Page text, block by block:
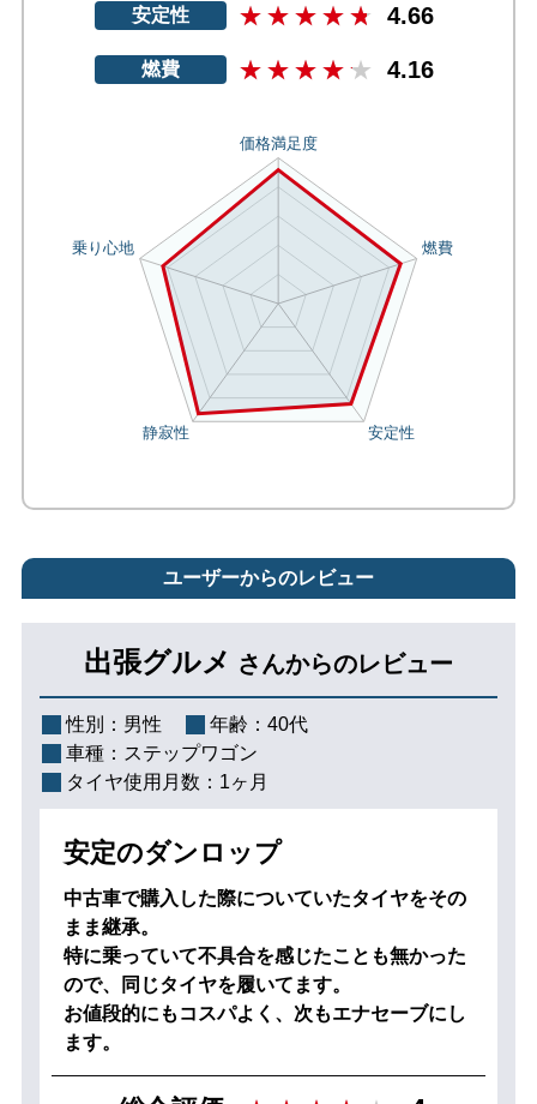
安定性 4.66
燃費 4.16
ユーザーからのレビュー
出張グルメ さんからのレビュー
性別： 男性 年齢： 40代
車種： ステップワゴン
タイヤ使用月数： 1ヶ月
安定のダンロップ
中古車で購入した際についていたタイヤをその
まま継承。
特に乗っていて不具合を感じたことも無かった
ので、同じタイヤを履いてます。
お値段的にもコスパよく、次もエナセーブにし
ます。